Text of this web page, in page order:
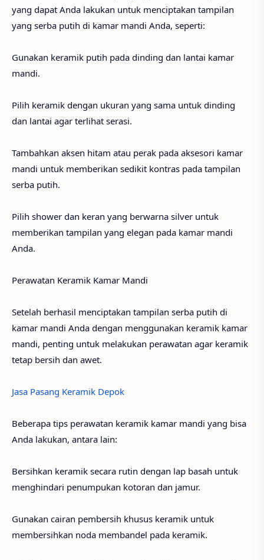
yang dapat Anda lakukan untuk menciptakan tampilan
yang serba putih di kamar mandi Anda, seperti:
Gunakan keramik putih pada dinding dan lantai kamar
mandi.
Pilih keramik dengan ukuran yang sama untuk dinding
dan lantai agar terlihat serasi.
Tambahkan aksen hitam atau perak pada aksesori kamar
mandi untuk memberikan sedikit kontras pada tampilan
serba putih.
Pilih shower dan keran yang berwarna silver untuk
memberikan tampilan yang elegan pada kamar mandi
Anda.
Perawatan Keramik Kamar Mandi
Setelah berhasil menciptakan tampilan serba putih di
kamar mandi Anda dengan menggunakan keramik kamar
mandi, penting untuk melakukan perawatan agar keramik
tetap bersih dan awet.
Jasa Pasang Keramik Depok
Beberapa tips perawatan keramik kamar mandi yang bisa
Anda lakukan, antara lain:
Bersihkan keramik secara rutin dengan lap basah untuk
menghindari penumpukan kotoran dan jamur.
Gunakan cairan pembersih khusus keramik untuk
membersihkan noda membandel pada keramik.